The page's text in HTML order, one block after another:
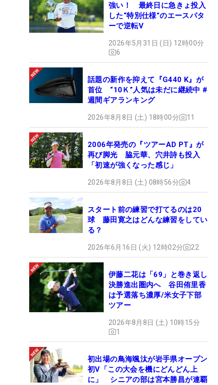
強い！ 最終日に急きょ投入
した“特別仕様”のエースパタ
ーで逆転V
2026年5月31日 (日) 12時00分
6
話題の新作を抑えて『G440 K』が
首位 “10Ｋ”人気は未だに継続中 #
週間ギアランキング
2026年8月8日 (土) 18時00分 11
2006年発売の『ツアーAD PT』が
再び脚光 脇元華、穴井詩も投入
「初速が強くなった感じ」
2026年8月8日 (土) 08時56分 4
スタート前の練習で打てるのは20
球 藤田寛之はどんな練習をしてい
る？
2026年6月16日 (火) 12時02分 22
伊藤二花は「69」と巻き返し
決勝進出圏内へ 谷田侑里香
は予選落ち濃厚/米女子下部
ツアー
2026年8月8日 (土) 10時15分
1
初出場の鳥海颯汰が岩手県オープン
初V「この大会を機にどんどん上
に」 シニアの部は宮本勝昌が連覇